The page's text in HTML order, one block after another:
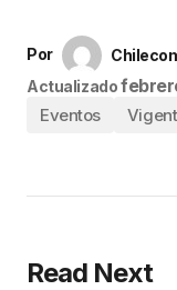
Por
Actualizado
Eventos
Read Next